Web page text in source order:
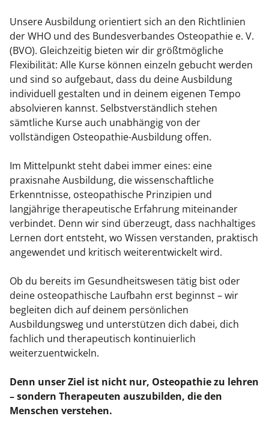
Unsere Ausbildung orientiert sich an den Richtlinien
der WHO und des Bundesverbandes Osteopathie e. V.
(BVO). Gleichzeitig bieten wir dir größtmögliche
Flexibilität: Alle Kurse können einzeln gebucht werden
und sind so aufgebaut, dass du deine Ausbildung
individuell gestalten und in deinem eigenen Tempo
absolvieren kannst. Selbstverständlich stehen
sämtliche Kurse auch unabhängig von der
vollständigen Osteopathie-Ausbildung offen.
Im Mittelpunkt steht dabei immer eines: eine
praxisnahe Ausbildung, die wissenschaftliche
Erkenntnisse, osteopathische Prinzipien und
langjährige therapeutische Erfahrung miteinander
verbindet. Denn wir sind überzeugt, dass nachhaltiges
Lernen dort entsteht, wo Wissen verstanden, praktisch
angewendet und kritisch weiterentwickelt wird.
Ob du bereits im Gesundheitswesen tätig bist oder
deine osteopathische Laufbahn erst beginnst – wir
begleiten dich auf deinem persönlichen
Ausbildungsweg und unterstützen dich dabei, dich
fachlich und therapeutisch kontinuierlich
weiterzuentwickeln.
Denn unser Ziel ist nicht nur, Osteopathie zu lehren
– sondern Therapeuten auszubilden, die den
Menschen verstehen.